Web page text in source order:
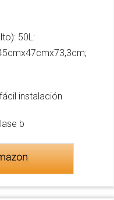
50L:
instalación
b